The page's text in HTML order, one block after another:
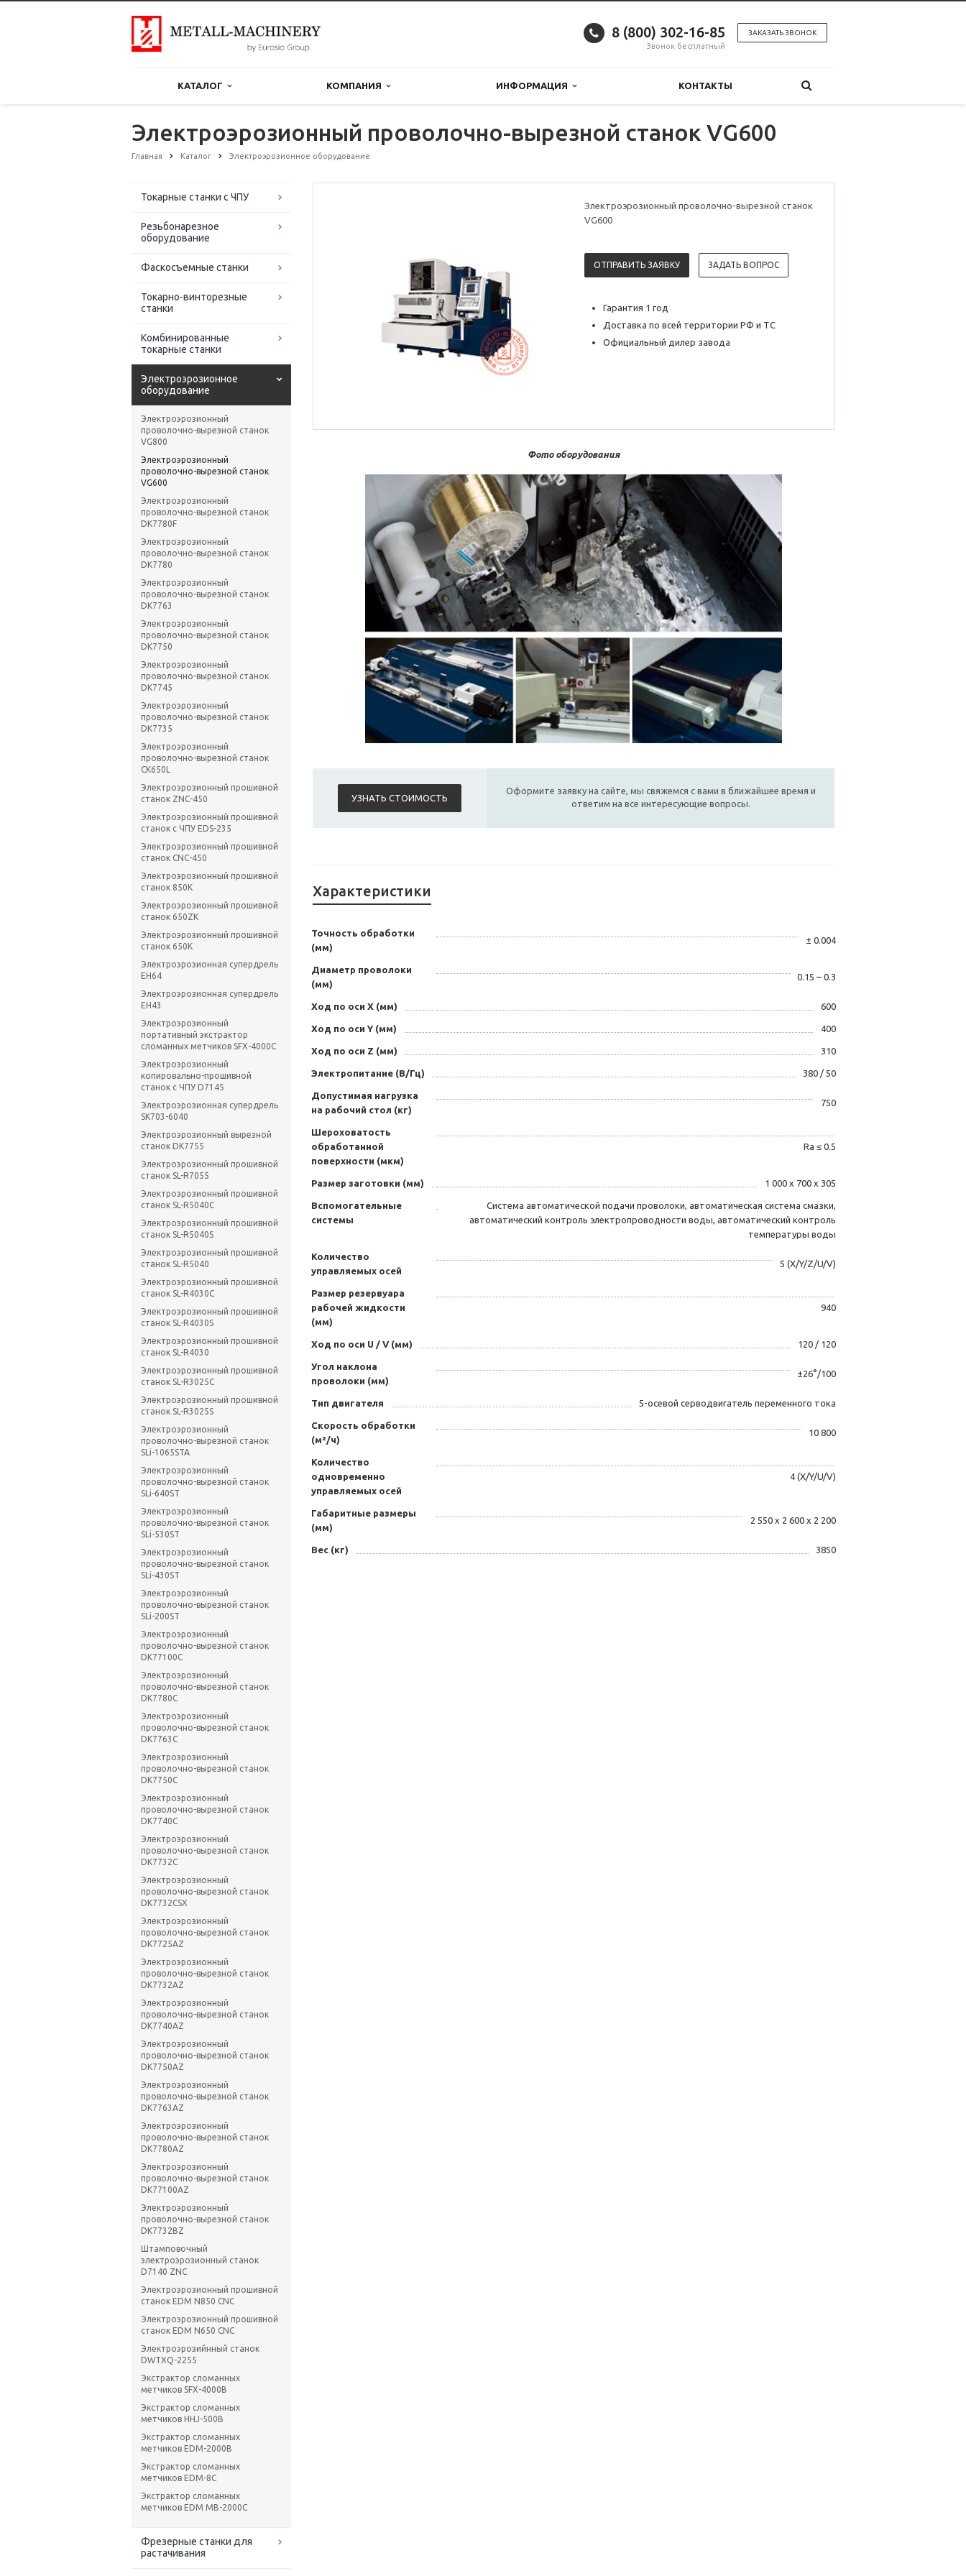
ЗАКАЗАТЬ ЗВОНОК
8 (800) 302-16-85
Звонок бесплатный
КАТАЛОГ КОМПАНИЯ ИНФОРМАЦИЯ КОНТАКТЫ
Электроэрозионный проволочно-вырезной станок VG600
Главная Каталог Электроэрозионное оборудование
Токарные станки с ЧПУ
Резьбонарезное
оборудование
Фаскосъемные станки
Токарно-винторезные
станки
Комбинированные
токарные станки
Электроэрозионное
оборудование
Электроэрозионный
проволочно-вырезной станок
VG800
Электроэрозионный
проволочно-вырезной станок
VG600
Электроэрозионный
проволочно-вырезной станок
DK7780F
Электроэрозионный
проволочно-вырезной станок
DK7780
Электроэрозионный
проволочно-вырезной станок
DK7763
Электроэрозионный
проволочно-вырезной станок
DK7750
Электроэрозионный
проволочно-вырезной станок
DK7745
Электроэрозионный
проволочно-вырезной станок
DK7735
Электроэрозионный
проволочно-вырезной станок
CK650L
Электроэрозионный прошивной
станок ZNC-450
Электроэрозионный прошивной
станок с ЧПУ EDS-235
Электроэрозионный прошивной
станок CNC-450
Электроэрозионный прошивной
станок 850K
Электроэрозионный прошивной
станок 650ZK
Электроэрозионный прошивной
станок 650K
Электроэрозионная супердрель
EH64
Электроэрозионная супердрель
EH43
Электроэрозионный
портативный экстрактор
сломанных метчиков SFX-4000C
Электроэрозионный
копировально-прошивной
станок с ЧПУ D7145
Электроэрозионная супердрель
SK703-6040
Электроэрозионный вырезной
станок DK7755
Электроэрозионный прошивной
станок SL-R7055
Электроэрозионный прошивной
станок SL-R5040C
Электроэрозионный прошивной
станок SL-R5040S
Электроэрозионный прошивной
станок SL-R5040
Электроэрозионный прошивной
станок SL-R4030C
Электроэрозионный прошивной
станок SL-R4030S
Электроэрозионный прошивной
станок SL-R4030
Электроэрозионный прошивной
станок SL-R3025C
Электроэрозионный прошивной
станок SL-R3025S
Электроэрозионный
проволочно-вырезной станок
SLi-1065STA
Электроэрозионный
проволочно-вырезной станок
SLi-640ST
Электроэрозионный
проволочно-вырезной станок
SLi-530ST
Электроэрозионный
проволочно-вырезной станок
SLi-430ST
Электроэрозионный
проволочно-вырезной станок
SLi-200ST
Электроэрозионный
проволочно-вырезной станок
DK77100C
Электроэрозионный
проволочно-вырезной станок
DK7780C
Электроэрозионный
проволочно-вырезной станок
DK7763C
Электроэрозионный
проволочно-вырезной станок
DK7750C
Электроэрозионный
проволочно-вырезной станок
DK7740C
Электроэрозионный
проволочно-вырезной станок
DK7732C
Электроэрозионный
проволочно-вырезной станок
DK7732CSX
Электроэрозионный
проволочно-вырезной станок
DK7725AZ
Электроэрозионный
проволочно-вырезной станок
DK7732AZ
Электроэрозионный
проволочно-вырезной станок
DK7740AZ
Электроэрозионный
проволочно-вырезной станок
DK7750AZ
Электроэрозионный
проволочно-вырезной станок
DK7763AZ
Электроэрозионный
проволочно-вырезной станок
DK7780AZ
Электроэрозионный
проволочно-вырезной станок
DK77100AZ
Электроэрозионный
проволочно-вырезной станок
DK7732BZ
Штамповочный
электроэрозионный станок
D7140 ZNC
Электроэрозионный прошивной
станок EDM N850 CNC
Электроэрозионный прошивной
станок EDM N650 CNC
Электроэрозийнный станок
DWTXQ-2255
Экстрактор сломанных
метчиков SFX-4000B
Экстрактор сломанных
метчиков HHJ-500B
Экстрактор сломанных
метчиков EDM-2000B
Экстрактор сломанных
метчиков EDM-8C
Экстрактор сломанных
метчиков EDM MB-2000C
Фрезерные станки для
растачивания
Электроэрозионный проволочно-вырезной станок
VG600
ОТПРАВИТЬ ЗАЯВКУ ЗАДАТЬ ВОПРОС
Гарантия 1 год
Доставка по всей территории РФ и ТС
Официальный дилер завода
Фото оборудования
УЗНАТЬ СТОИМОСТЬ
Оформите заявку на сайте, мы свяжемся с вами в ближайшее время и
ответим на все интересующие вопросы.
Характеристики
Точность обработки
(мм)
± 0.004
Диаметр проволоки
(мм)
0.15 – 0.3
Ход по оси X (мм) 600
Ход по оси Y (мм) 400
Ход по оси Z (мм) 310
Электропитание (В/Гц) 380 / 50
Допустимая нагрузка
на рабочий стол (кг)
750
Шероховатость
обработанной
поверхности (мкм)
Ra ≤ 0.5
Размер заготовки (мм) 1 000 х 700 х 305
Вспомогательные
системы
Система автоматической подачи проволоки, автоматическая система смазки,
автоматический контроль электропроводности воды, автоматический контроль
температуры воды
Количество
управляемых осей
5 (X/Y/Z/U/V)
Размер резервуара
рабочей жидкости
(мм)
940
Ход по оси U / V (мм) 120 / 120
Угол наклона
проволоки (мм)
±26°/100
Тип двигателя 5-осевой серводвигатель переменного тока
Скорость обработки
(м²/ч)
10 800
Количество
одновременно
управляемых осей
4 (X/Y/U/V)
Габаритные размеры
(мм)
2 550 х 2 600 х 2 200
Вес (кг) 3850